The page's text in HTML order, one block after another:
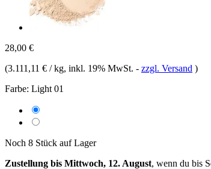
28,00 €
(3.111,11 € / kg, inkl. 19% MwSt. - zzgl. Versand )
Farbe: Light 01
Noch 8 Stück auf Lager
Zustellung bis Mittwoch, 12. August, wenn du bis